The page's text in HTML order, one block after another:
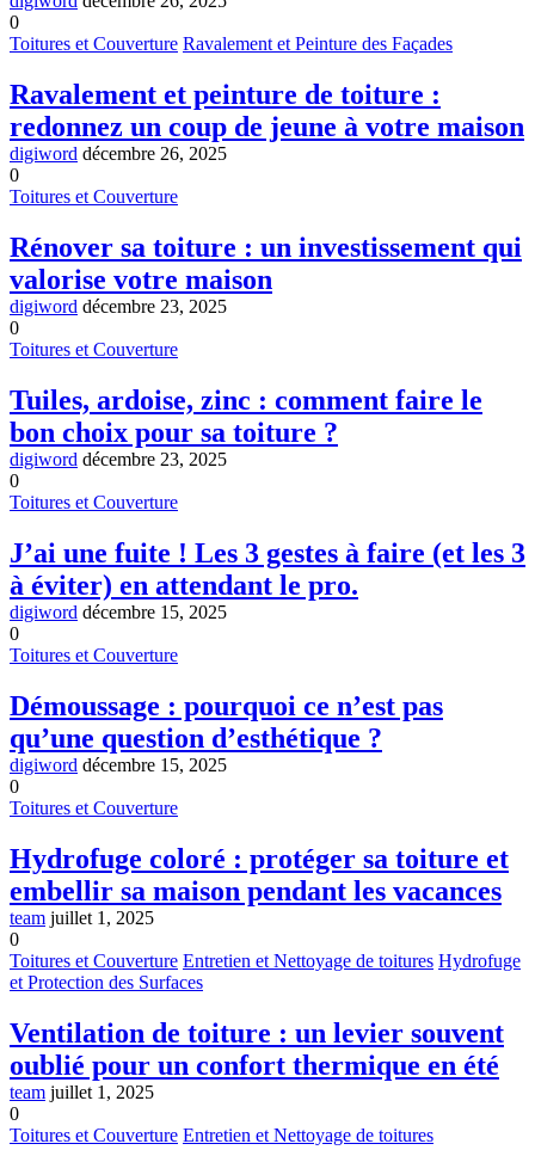
0
Toitures et Couverture Ravalement et Peinture des Façades
Ravalement et peinture de toiture :
redonnez un coup de jeune à votre maison
digiword décembre 26, 2025
0
Toitures et Couverture
Rénover sa toiture : un investissement qui
valorise votre maison
digiword décembre 23, 2025
0
Toitures et Couverture
Tuiles, ardoise, zinc : comment faire le
bon choix pour sa toiture ?
digiword décembre 23, 2025
0
Toitures et Couverture
J’ai une fuite ! Les 3 gestes à faire (et les 3
à éviter) en attendant le pro.
digiword décembre 15, 2025
0
Toitures et Couverture
Démoussage : pourquoi ce n’est pas
qu’une question d’esthétique ?
digiword décembre 15, 2025
0
Toitures et Couverture
Hydrofuge coloré : protéger sa toiture et
embellir sa maison pendant les vacances
team juillet 1, 2025
0
Toitures et Couverture Entretien et Nettoyage de toitures Hydrofuge
et Protection des Surfaces
Ventilation de toiture : un levier souvent
oublié pour un confort thermique en été
team juillet 1, 2025
0
Toitures et Couverture Entretien et Nettoyage de toitures